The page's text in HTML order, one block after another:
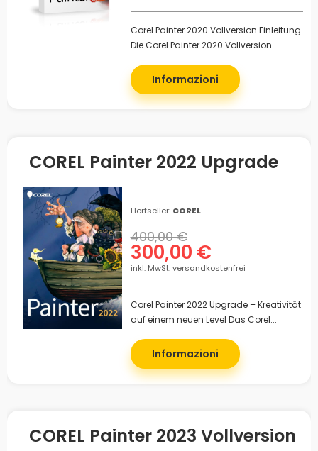
Corel Painter 2020 Vollversion Einleitung
Die Corel Painter 2020 Vollversion...
Informazioni
COREL Painter 2022 Upgrade
Hertseller: COREL
300,00 €
400,00 €
inkl. MwSt. versandkostenfrei
Corel Painter 2022 Upgrade – Kreativität
auf einem neuen Level Das Corel...
Informazioni
COREL Painter 2023 Vollversion